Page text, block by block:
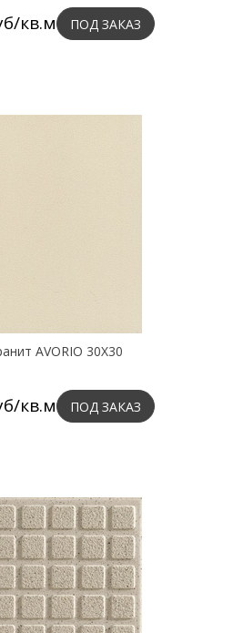
кв.м ПОД ЗАКАЗ
AVORIO 30X30
кв.м ПОД ЗАКАЗ